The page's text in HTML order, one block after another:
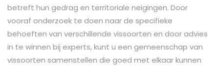
betreft hun gedrag en territoriale neigingen. Door
vooraf onderzoek te doen naar de specifieke
behoeften van verschillende vissoorten en door advies
in te winnen bij experts, kunt u een gemeenschap van
vissoorten samenstellen die goed met elkaar kunnen